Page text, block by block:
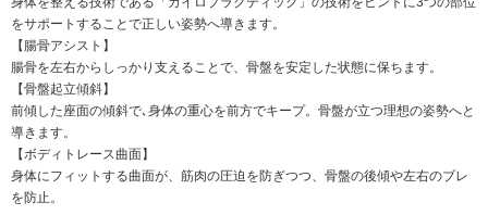
をサポートすることで正しい姿勢へ導きます。
【腸骨アシスト】
腸骨を左右からしっかり支えることで、骨盤を安定した状態に保ちます。
【骨盤起立傾斜】
前傾した座面の傾斜で､身体の重心を前方でキープ。骨盤が立つ理想の姿勢へと
導きます。
【ボディトレース曲面】
身体にフィットする曲面が、筋肉の圧迫を防ぎつつ、骨盤の後傾や左右のブレ
を防止。